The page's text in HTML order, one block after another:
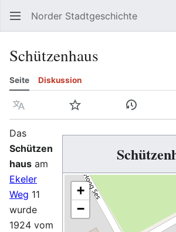
Norder Stadtgeschichte
Schützenhaus
Seite Diskussion
Sprache Beobachten
+
−
Das
Schützen
haus am
Ekeler
Weg 11
wurde
1924 vom